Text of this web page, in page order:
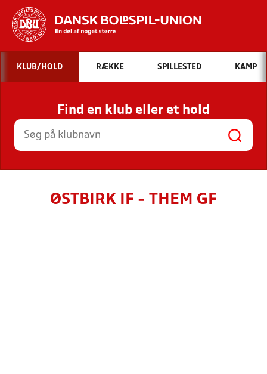
Hvad vil du søge efter?
INDHOLD OG NYHEDER
STILLINGER, RESULTATER, KLUBBER OG
HOLD
KLUB/HOLD RÆKKE SPILLESTED KAMP
Find en klub eller et hold
ØSTBIRK IF - THEM GF